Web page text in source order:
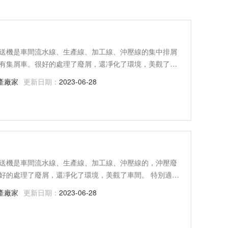
機是車間流水線、生產線、加工線、沖壓線的集中排屑
集屑車。很好的處理了廢屑，還凈化了環境，美觀了車
屬產生的長、卷狀、團狀切屑的輸送， 尤其適用于軸
廠家 更新日期： 2023-06-28
機是車間流水線、生產線、加工線、沖壓線的，沖壓廢
的處理了廢屑，還凈化了環境，美觀了車間。 特別適用
的輸送， 尤其適用于軸承、火車輪轂、軋輥等加工切
廠家 更新日期： 2023-06-28